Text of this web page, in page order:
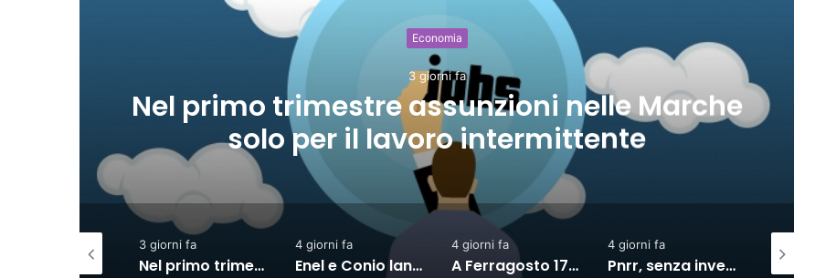
Economia
3 giorni fa
Nel primo trimestre assunzioni nelle Marche
solo per il lavoro intermittente
3 giorni fa
Nel primo trimestre assunzioni nelle Marche solo per il lavoro intermittente
4 giorni fa
Enel e Conio lanciano ebitts: rinnovabili in bolletta tramite token
4 giorni fa
A Ferragosto 17,5 milioni di turisti, spesa diretta superiore a 9 miliardi
4 giorni fa
Pnrr, senza investimenti al Sud nel 2027 la crescita si dimezzerà